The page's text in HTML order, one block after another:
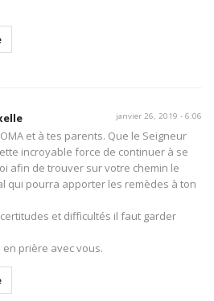
janvier 26, 2019 - 6:06
et à tes parents. Que le Seigneur
incroyable force de continuer à se
afin de trouver sur votre chemin le
qui pourra apporter les remèdes à ton
et difficultés il faut garder
prière avec vous.